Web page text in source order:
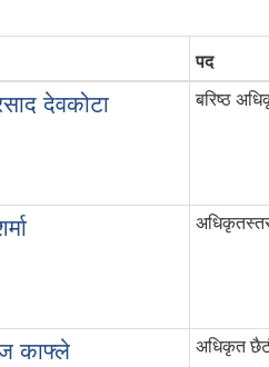
पद
देवकोटा बरिष्ठ
काफ्ले अधिकृत